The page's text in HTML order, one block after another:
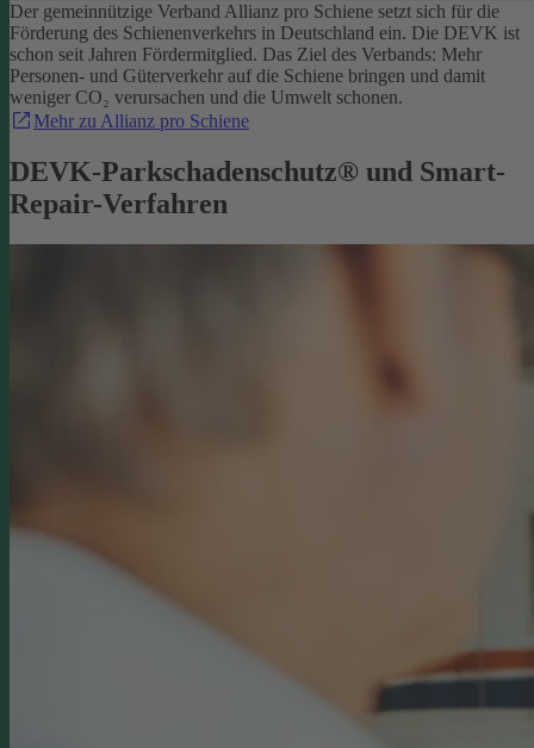
Der gemeinnützige Verband Allianz pro Schiene setzt sich für die
Förderung des Schienenverkehrs in Deutschland ein. Die DEVK ist
schon seit Jahren Fördermitglied. Das Ziel des Verbands: Mehr
Personen- und Güterverkehr auf die Schiene bringen und damit
weniger CO₂ verursachen und die Umwelt schonen.
Mehr zu Allianz pro Schiene
DEVK-Parkschadenschutz® und Smart-
Repair-Verfahren